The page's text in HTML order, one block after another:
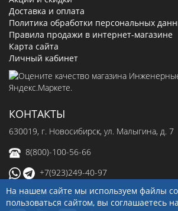
Доставка и оплата
Политика обработки персональных
Правила продажи в интернет-магазине
Карта сайта
Личный кабинет
КОНТАКТЫ
630019, г. Новосибирск, ул. Малыгина, д. 7
8(800)-100-56-66
+7(923)249-40-97
sale@ingenerseti.ru
На нашем сайте мы используем файлы
пользоваться сайтом, вы соглашаетесь